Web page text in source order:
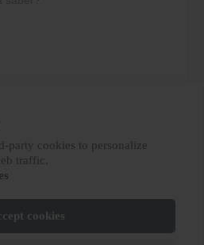
de Privacidade
party cookies to personalize
traffic.
cookies